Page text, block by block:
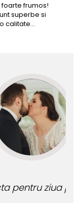
foarte frumos!
superbe si
calitate